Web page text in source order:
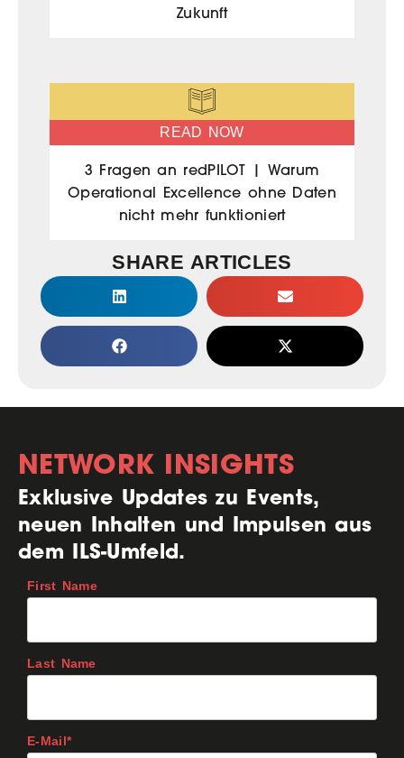
Zukunft
READ NOW
3 Fragen an redPILOT | Warum
Operational Excellence ohne Daten
nicht mehr funktioniert
SHARE ARTICLES
NETWORK INSIGHTS
Exklusive Updates zu Events,
neuen Inhalten und Impulsen aus
dem ILS-Umfeld.
First Name
Last Name
E-Mail*